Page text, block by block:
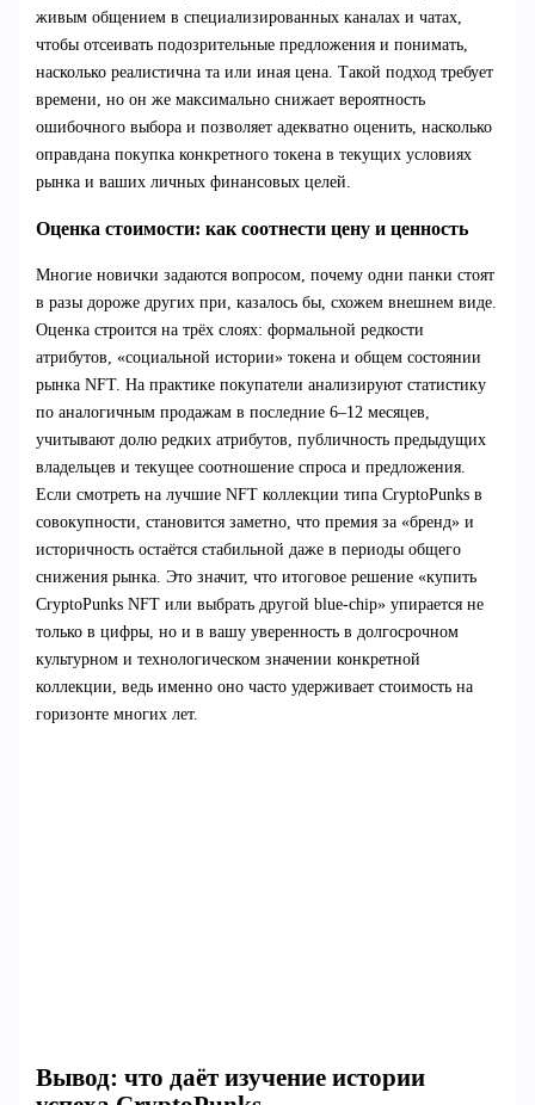
живым общением в специализированных каналах и чатах,
чтобы отсеивать подозрительные предложения и понимать,
насколько реалистична та или иная цена. Такой подход требует
времени, но он же максимально снижает вероятность
ошибочного выбора и позволяет адекватно оценить, насколько
оправдана покупка конкретного токена в текущих условиях
рынка и ваших личных финансовых целей.
Оценка стоимости: как соотнести цену и ценность
Многие новички задаются вопросом, почему одни панки стоят
в разы дороже других при, казалось бы, схожем внешнем виде.
Оценка строится на трёх слоях: формальной редкости
атрибутов, «социальной истории» токена и общем состоянии
рынка NFT. На практике покупатели анализируют статистику
по аналогичным продажам в последние 6–12 месяцев,
учитывают долю редких атрибутов, публичность предыдущих
владельцев и текущее соотношение спроса и предложения.
Если смотреть на лучшие NFT коллекции типа CryptoPunks в
совокупности, становится заметно, что премия за «бренд» и
историчность остаётся стабильной даже в периоды общего
снижения рынка. Это значит, что итоговое решение «купить
CryptoPunks NFT или выбрать другой blue-chip» упирается не
только в цифры, но и в вашу уверенность в долгосрочном
культурном и технологическом значении конкретной
коллекции, ведь именно оно часто удерживает стоимость на
горизонте многих лет.
Вывод: что даёт изучение истории